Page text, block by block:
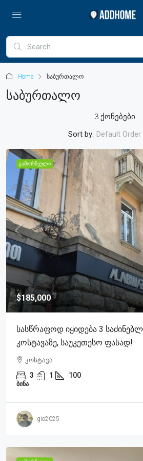
Home საბურთალო
Საბურთალო
3 ქონებები
Sort by: Default Order
ᲒᲐᲛᲝᲠᲩᲔᲣᲚᲘ
$185,000
Სასწრაფოდ Იყიდება 3
Კოსტავაზე, Საუკეთესო Ფასად!
კოსტავა
3 1 100
ᲑᲘᲜᲐ
gio2025